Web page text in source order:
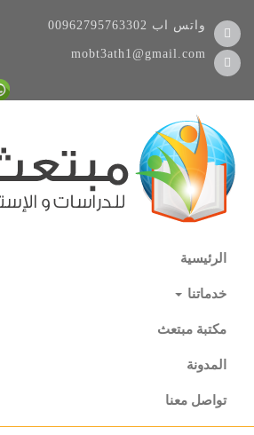
00962795763302 واتس اب
mobt3ath1@gmail.com
الرئيسية
خدماتنا
مكتبة مبتعث
المدونة
تواصل معنا